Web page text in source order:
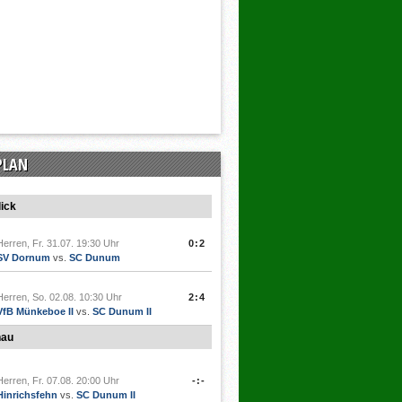
Fr. 31.07. 19:30 Uhr
Dornum vs. SC Dunum
0:2
So. 02.08. 10:30 Uhr
Münkeboe II vs. SC Dunum II
2:4
Fr. 07.08. 20:00 Uhr
vs. SC Dunum II
-:-